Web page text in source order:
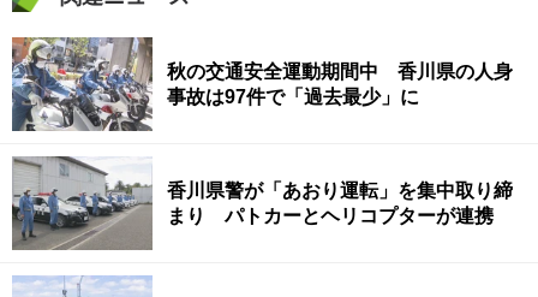
秋の交通安全運動期間中 香川県の人身
事故は97件で「過去最少」に
香川県警が「あおり運転」を集中取り締
まり パトカーとヘリコプターが連携